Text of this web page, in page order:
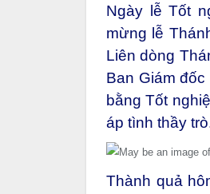
Ngày lễ Tốt
mừng lễ
Liên dòng
Ban Giám
bằng Tốt
áp tình thầy
Thành quả